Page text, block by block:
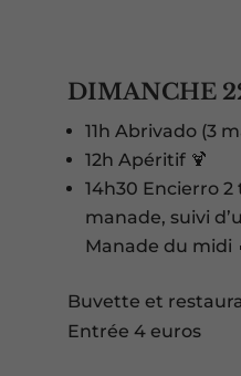
DIMANCHE
11h Abrivado (3
12h Apéritif 🍹
14h30 Encierro
manade, suivi
Manade du midi
Buvette et
Entrée 4 euros